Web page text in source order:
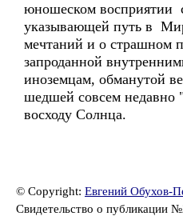
юношеском восприятии
указывающей путь в
мечтаний и о страшном
запроданной
иноземцам, обманутой
шедшей совсем недавно
восходу Солнца.
© Copyright: Евгений Обухов-
Свидетельство о публикации